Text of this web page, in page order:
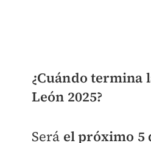
¿Cuándo termina
León 2025?
Será el próximo 5